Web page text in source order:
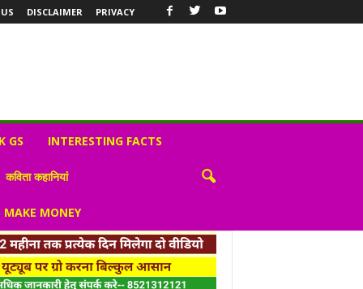
DISCLAIMER PRIVACY
GS INTERESTING FACTS
कविता कहानियां
MONEY